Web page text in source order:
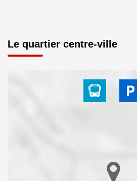
Le quartier centre-ville